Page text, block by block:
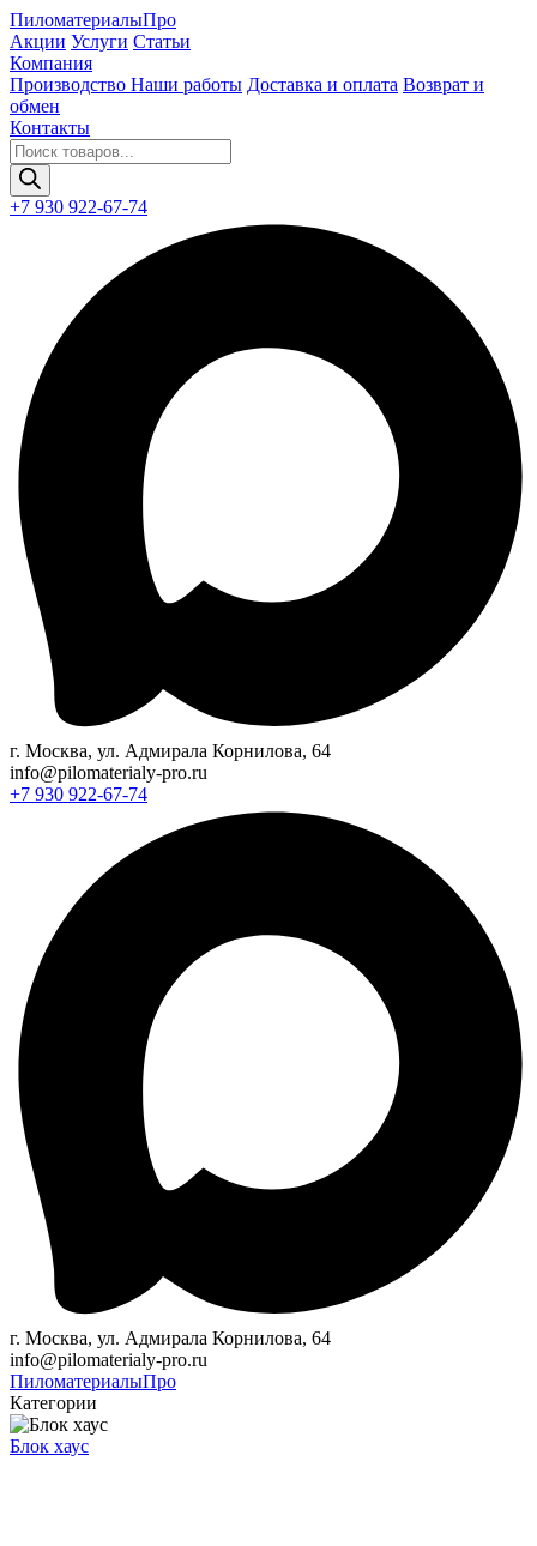
ПиломатериалыПро
Акции Услуги Статьи
Компания
Производство Наши работы Доставка и оплата Возврат и
обмен
Контакты
Поиск
товаров
+7 930 922-67-74
г. Москва, ул. Адмирала Корнилова, 64
info@pilomaterialy-pro.ru
+7 930 922-67-74
г. Москва, ул. Адмирала Корнилова, 64
info@pilomaterialy-pro.ru
ПиломатериалыПро
Категории
Блок хаус